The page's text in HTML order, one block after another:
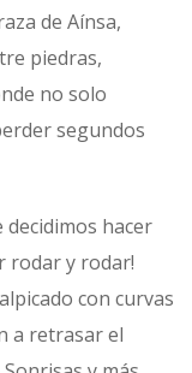
de Aínsa,
piedras,
no solo
segundos
hacer
rodar y rodar!
con curvas
a retrasar el